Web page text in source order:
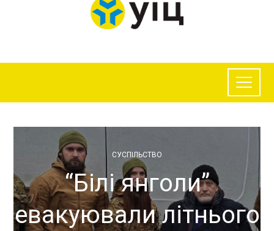
СУСПІЛЬСТВО
“Білі янголи”
евакуювали літнього